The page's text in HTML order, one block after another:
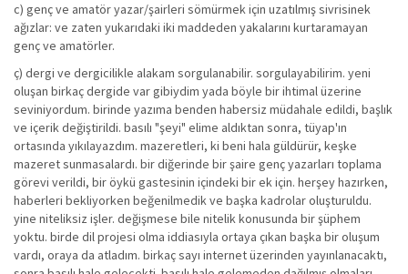
c) genç ve amatör yazar/şairleri sömürmek için uzatılmış sivrisinek
ağızlar: ve zaten yukarıdaki iki maddeden yakalarını kurtaramayan
genç ve amatörler.
ç) dergi ve dergicilikle alakam sorgulanabilir. sorgulayabilirim. yeni
oluşan birkaç dergide var gibiydim yada böyle bir ihtimal üzerine
seviniyordum. birinde yazıma benden habersiz müdahale edildi, başlık
ve içerik değiştirildi. basılı "şeyi" elime aldıktan sonra, tüyap'ın
ortasında yıkılayazdım. mazeretleri, ki beni hala güldürür, keşke
mazeret sunmasalardı. bir diğerinde bir şaire genç yazarları toplama
görevi verildi, bir öykü gastesinin içindeki bir ek için. herşey hazırken,
haberleri bekliyorken beğenilmedik ve başka kadrolar oluşturuldu.
yine niteliksiz işler. değişmese bile nitelik konusunda bir şüphem
yoktu. birde dil projesi olma iddiasıyla ortaya çıkan başka bir oluşum
vardı, oraya da atladım. birkaç sayı internet üzerinden yayınlanacaktı,